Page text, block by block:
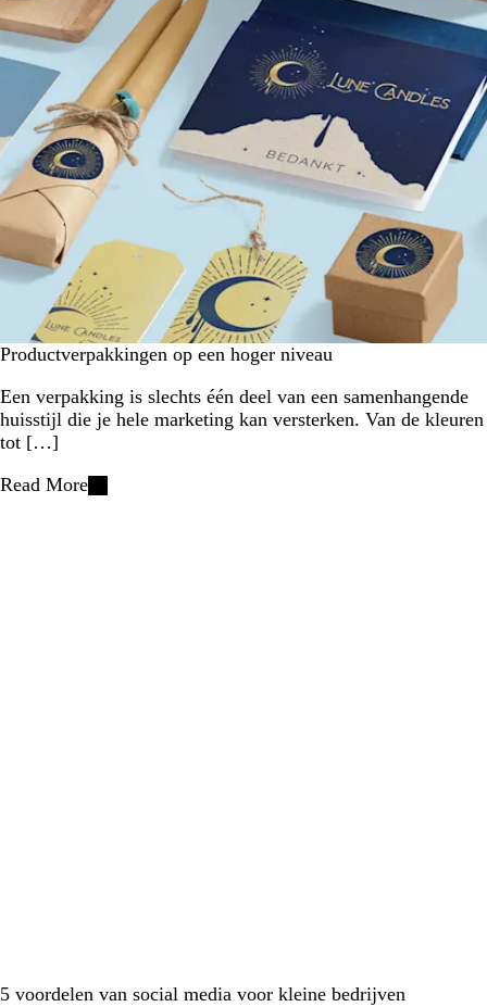
Productverpakkingen op een hoger niveau
Een verpakking is slechts één deel van een samenhangende
huisstijl die je hele marketing kan versterken. Van de kleuren
tot […]
Read More
5 voordelen van social media voor kleine bedrijven